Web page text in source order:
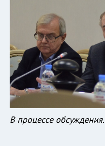
В процессе обсуждения.